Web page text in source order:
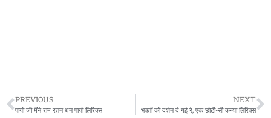
PREVIOUS
पायो जी मैंने राम रतन धन पायो लिरिक्स
NEXT
भक्तों को दर्शन दे गई रे, एक छोटी-सी कन्या लिरिक्स